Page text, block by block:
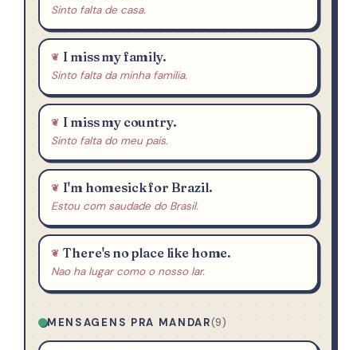
Sinto falta de casa.
I miss my family.
Sinto falta da minha familia.
I miss my country.
Sinto falta do meu pais.
I'm homesick for Brazil.
Estou com saudade do Brasil.
There's no place like home.
Nao ha lugar como o nosso lar.
MENSAGENS PRA MANDAR(9)